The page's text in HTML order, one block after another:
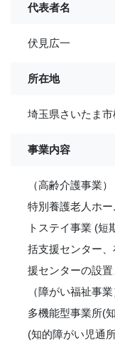
代表者名
伏見広一
所在地
埼玉県さいたま
事業内容
（高齢介護事業）
特別養護老人ホ
トステイ事業 (短
括支援センター
援センターの設置
（障がい福祉事業
多機能型事業所(
(知的障がい児通